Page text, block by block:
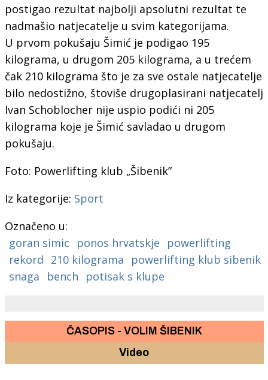
postigao rezultat najbolji apsolutni rezultat te
nadmašio natjecatelje u svim kategorijama.
U prvom pokušaju Šimić je podigao 195
kilograma, u drugom 205 kilograma, a u trećem
čak 210 kilograma što je za sve ostale natjecatelje
bilo nedostižno, štoviše drugoplasirani natjecatelj
Ivan Schoblocher nije uspio podići ni 205
kilograma koje je Šimić savladao u drugom
pokušaju.
Foto: Powerlifting klub „Šibenik”
Iz kategorije: Sport
Označeno u:
goran simic
ponos hrvatskje
powerlifting
rekord 210 kilograma
powerlifting klub sibenik
snaga
bench potisak s klupe
ČASOPIS - VOLIM ŠIBENIK
Video